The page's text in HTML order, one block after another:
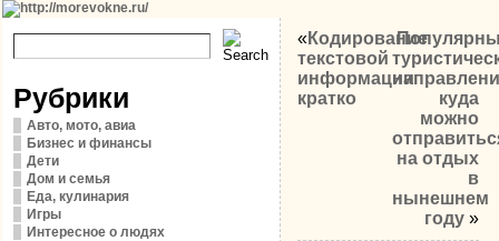
Рубрики
Авто, мото, авиа
Бизнес и финансы
Дети
Дом и семья
Еда, кулинария
Игры
Интересное о людях
«Кодирование
текстовой
информации
кратко
куда
можно
на отдых
в
нынешнем
году »